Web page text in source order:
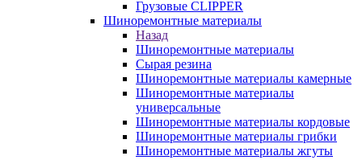
Грузовые CLIPPER
Шиноремонтные материалы
Назад
Шиноремонтные материалы
Сырая резина
Шиноремонтные материалы камерные
Шиноремонтные материалы
универсальные
Шиноремонтные материалы кордовые
Шиноремонтные материалы грибки
Шиноремонтные материалы жгуты